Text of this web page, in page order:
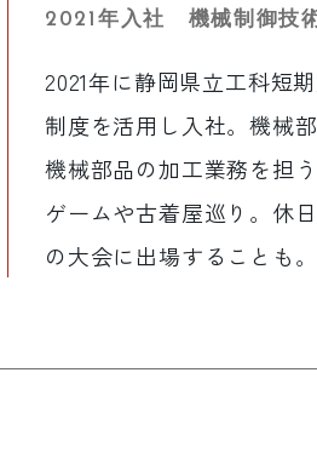
2021年入社 機械制御技
2021年に静岡県立工科短
制度を活用し入社。機械
機械部品の加工業務を担
ゲームや古着屋巡り。休
の大会に出場することも。